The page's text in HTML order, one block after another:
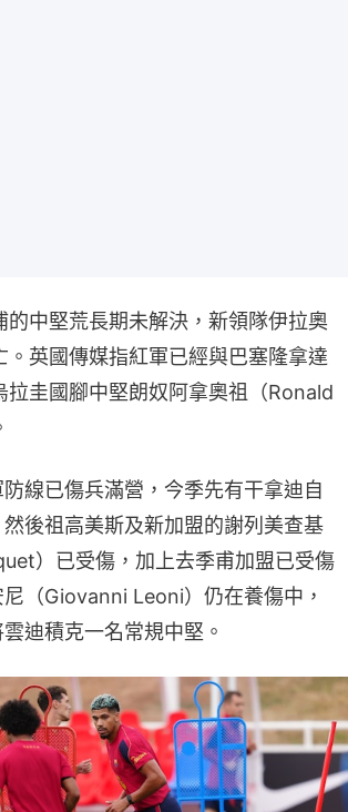
的中堅荒長期未解決，新領隊伊拉奧
。英國傳媒指紅軍已經與巴塞隆拿達
拉圭國腳中堅朗奴阿拿奧祖（Ronald
線已傷兵滿營，今季先有干拿迪自
後祖高美斯及新加盟的謝列美查基
）已受傷，加上去季甫加盟已受傷
（Giovanni Leoni）仍在養傷中，
迪積克一名常規中堅。